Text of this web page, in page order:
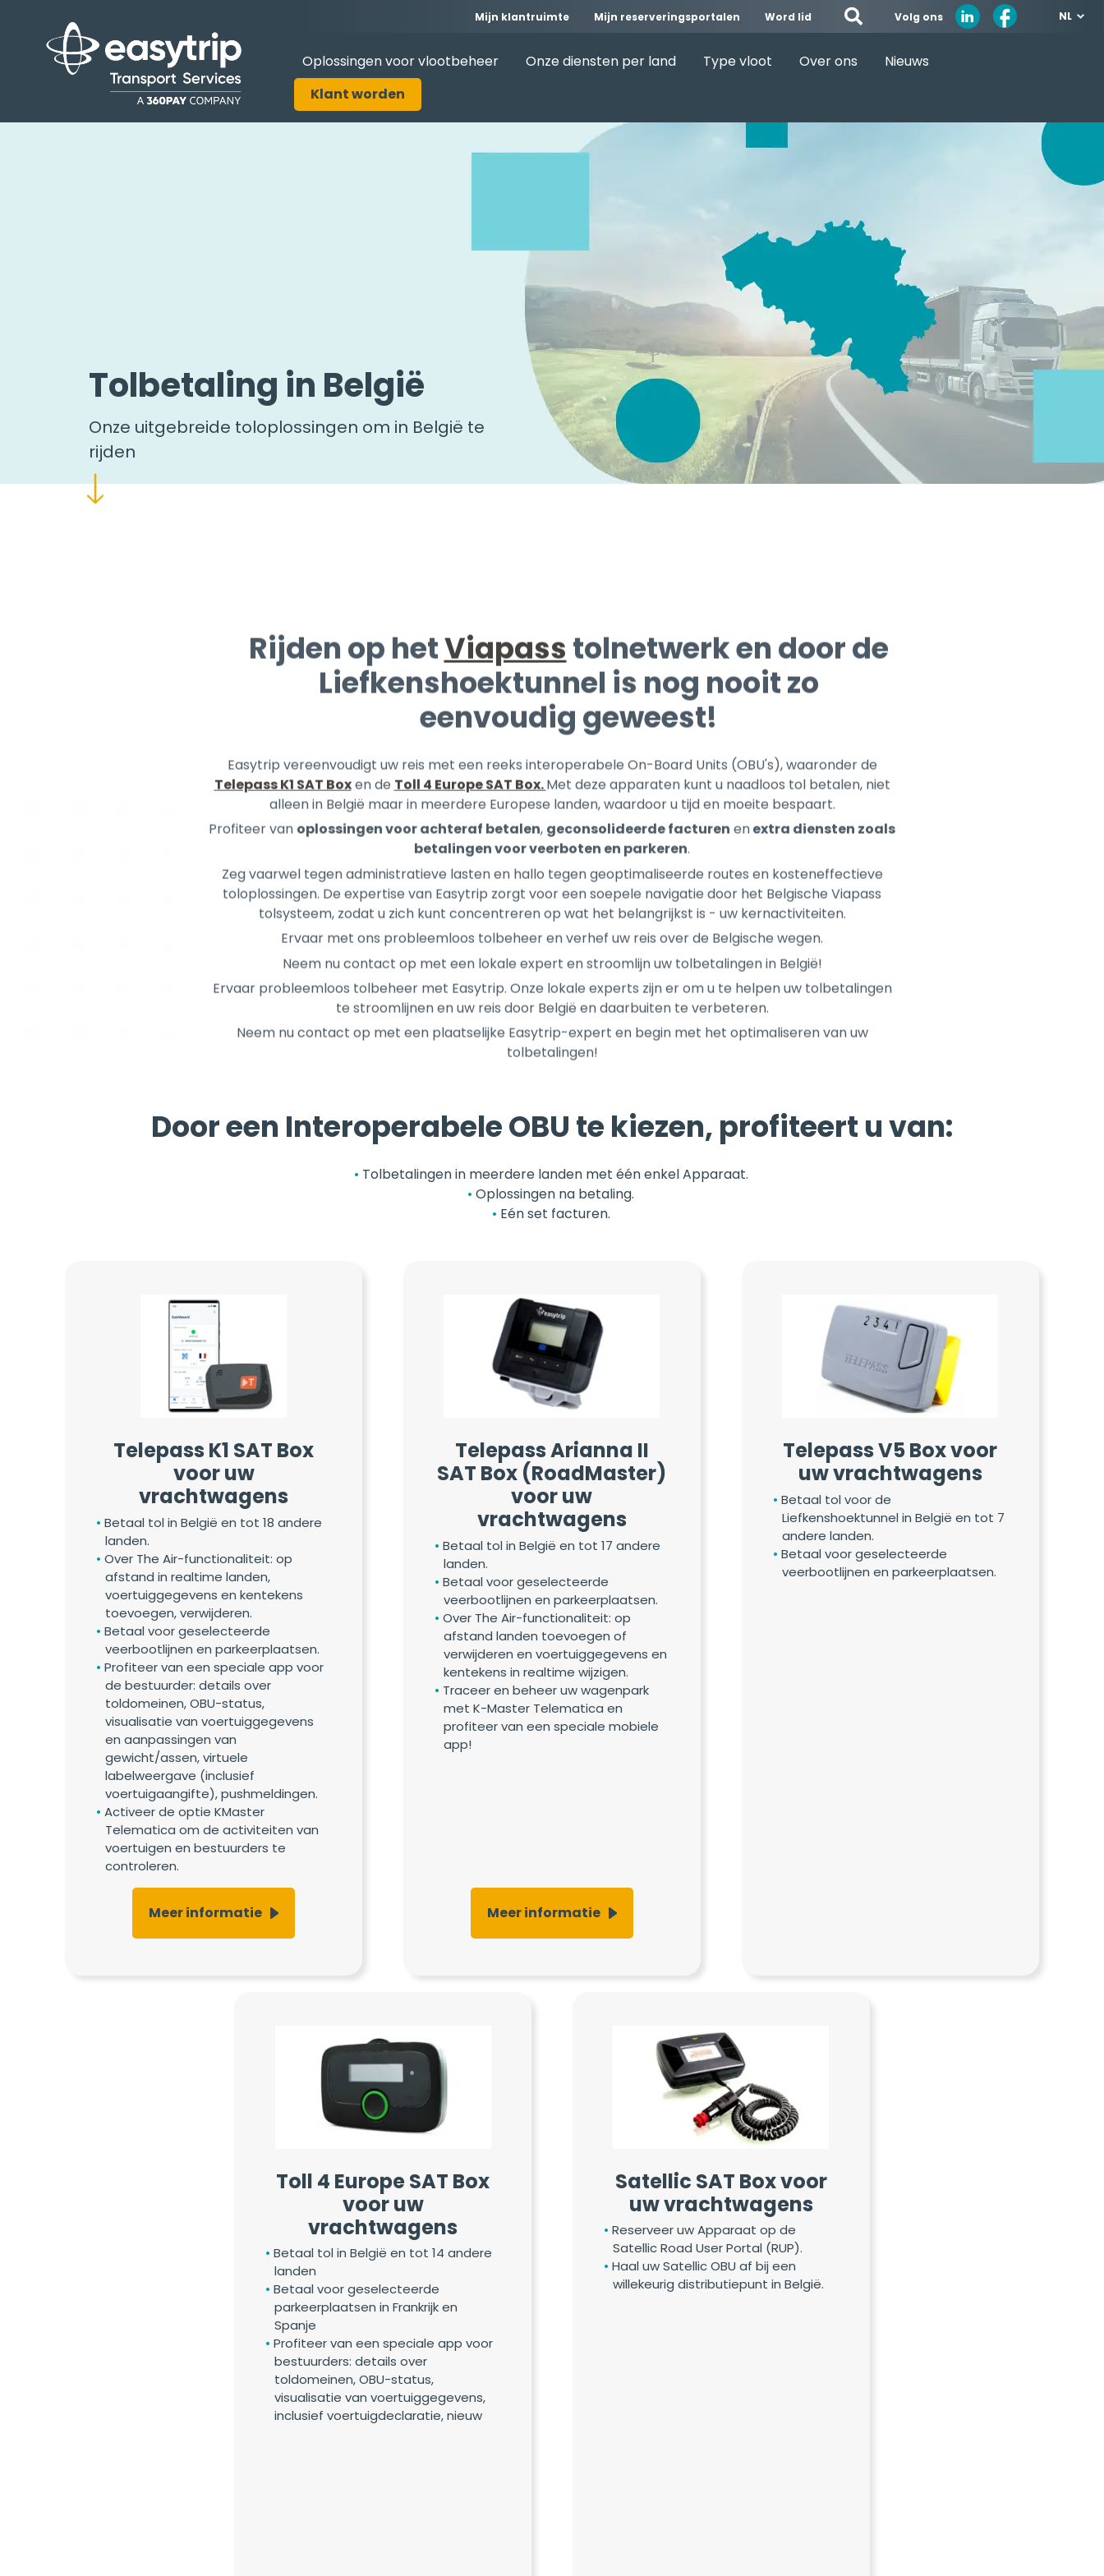
Mijn klantruimte Mijn reserveringsportalen Word lid Volg ons NL
Oplossingen voor vlootbeheer Onze diensten per land Type vloot Over ons
Nieuws
Klant worden
Tolbetaling in België
Onze uitgebreide toloplossingen om in België te
rijden
Liefkenshoektunnel is nog nooit zo
eenvoudig geweest!
Easytrip vereenvoudigt uw reis met een reeks interoperabele On-Board Units (OBU's), waaronder de
Toll 4 Europe SAT Box.Met deze apparaten kunt u naadloos tol betalen, niet
alleen in België maar in meerdere Europese landen, waardoor u tijd en moeite bespaart.
Profiteer van oplossingen voor achteraf betalen geconsolideerde facturenenextra diensten zoals
betalingen voor veerboten en parkeren.
Zeg vaarwel tegen administratieve lasten en hallo tegen geoptimaliseerde routes en kosteneffectieve
toloplossingen. De expertise van Easytrip zorgt voor een soepele navigatie door het Belgische Viapass
tolsysteem, zodat u zich kunt concentreren op wat het belangrijkst is - uw kernactiviteiten.
Ervaar met ons probleemloos tolbeheer en verhef uw reis over de Belgische wegen.
Neem nu contact op met een lokale expert en stroomlijn uw tolbetalingen in België!
Ervaar probleemloos tolbeheer met Easytrip. Onze lokale experts zijn er om u te helpen uw tolbetalingen
te stroomlijnen en uw reis door België en daarbuiten te verbeteren.
Neem nu contact op met een plaatselijke Easytrip-expert en begin met het optimaliseren van uw
tolbetalingen!
Door een Interoperabele OBU te kiezen, profiteert u van:
Tolbetalingen in meerdere landen met één enkel Apparaat.
Oplossingen na betaling.
Eén set facturen.
Telepass K1 SAT Box
voor uw
vrachtwagens
Betaal tol in België en tot 18 andere
landen.
Over The Air-functionaliteit: op
afstand in realtime landen,
voertuiggegevens en kentekens
toevoegen, verwijderen.
Betaal voor geselecteerde
veerbootlijnen en parkeerplaatsen.
Profiteer van een speciale app voor
de bestuurder: details over
toldomeinen, OBU-status,
visualisatie van voertuiggegevens
en aanpassingen van
gewicht/assen, virtuele
labelweergave (inclusief
voertuigaangifte), pushmeldingen.
Activeer de optie KMaster
Telematica om de activiteiten van
voertuigen en bestuurders te
controleren.
Meer informatie
Telepass Arianna II
SAT Box (RoadMaster)
voor uw
vrachtwagens
Betaal tol in België en tot 17 andere
landen.
Betaal voor geselecteerde
veerbootlijnen en parkeerplaatsen.
Over The Air-functionaliteit: op
afstand landen toevoegen of
verwijderen en voertuiggegevens en
kentekens in realtime wijzigen.
Traceer en beheer uw wagenpark
met K-Master Telematica en
profiteer van een speciale mobiele
app!
Meer informatie
Telepass V5 Box voor
uw vrachtwagens
Betaal tol voor de
Liefkenshoektunnel in België en tot 7
andere landen.
Betaal voor geselecteerde
veerbootlijnen en parkeerplaatsen.
Toll 4 Europe SAT Box
voor uw
vrachtwagens
Betaal tol in België en tot 14 andere
landen
Betaal voor geselecteerde
parkeerplaatsen in Frankrijk en
Spanje
Profiteer van een speciale app voor
bestuurders: details over
toldomeinen, OBU-status,
visualisatie van voertuiggegevens,
inclusief voertuigdeclaratie, nieuw
Satellic SAT Box voor
uw vrachtwagens
Reserveer uw Apparaat op de
Satellic Road User Portal (RUP).
Haal uw Satellic OBU af bij een
willekeurig distributiepunt in België.